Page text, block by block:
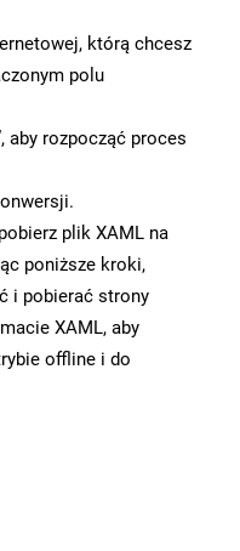
którą chcesz
polu
aby rozpocząć proces
plik XAML na
poniższe kroki,
i pobierać strony
XAML, aby
offline i do